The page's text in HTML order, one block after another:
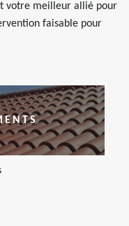
votre meilleur allié pour
faisable pour